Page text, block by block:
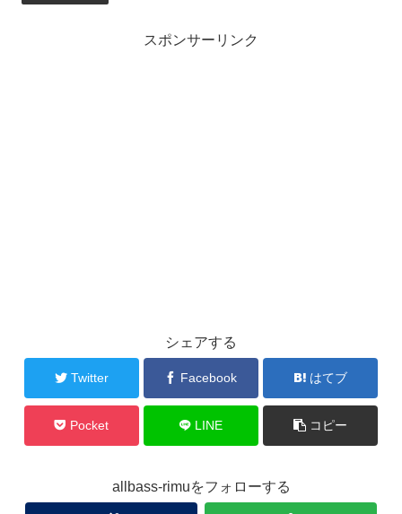
スポンサーリンク
シェアする
Twitter Facebook はてブ
Pocket LINE コピー
allbass-rimuをフォローする